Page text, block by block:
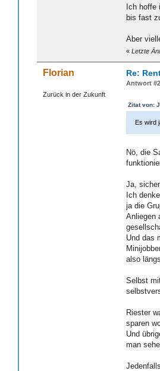
Ich
bis fast
Aber
« Letzte
Florian
Zurück in der Zukunft
Re:
Antwort
Zitat von:
Es wird
Nö, die
Ja,
Ich
ja die
Anliegen
Und das
also
Selbst
Riester
sparen
Und
man